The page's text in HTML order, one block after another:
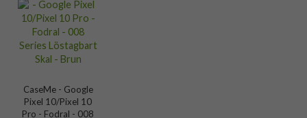
CaseMe - Google
Pixel 10/Pixel 10
Pro - Fodral - 008